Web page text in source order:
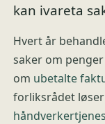
kan ivareta
Hvert år
saker om
om ubetalte
forliksrådet